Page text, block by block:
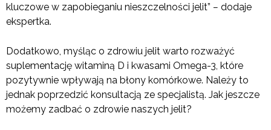
kluczowe w zapobieganiu nieszczelności jelit” – dodaje
ekspertka.
Dodatkowo, myśląc o zdrowiu jelit warto rozważyć
suplementację witaminą D i kwasami Omega-3, które
pozytywnie wpływają na błony komórkowe. Należy to
jednak poprzedzić konsultacją ze specjalistą. Jak jeszcze
możemy zadbać o zdrowie naszych jelit?